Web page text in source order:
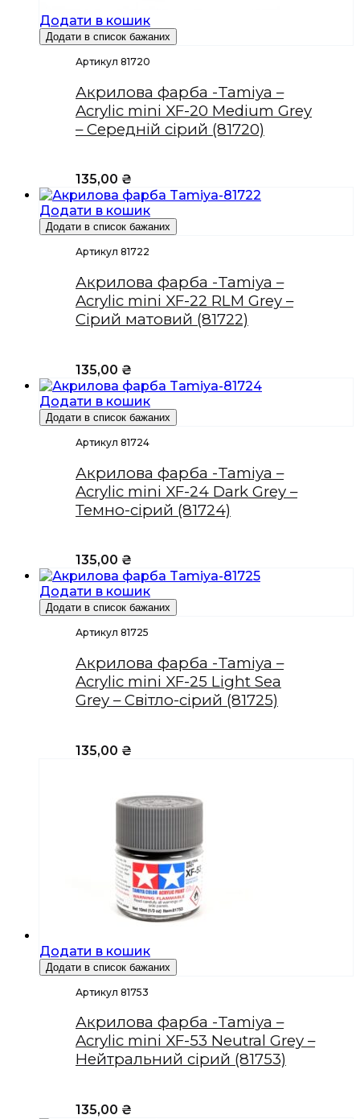
Додати в кошик
Додати в список бажаних
Артикул 81720
Акрилова фарба -Tamiya –
Acrylic mini XF-20 Medium Grey
– Середній сірий (81720)
135,00 ₴
Додати в кошик
Додати в список бажаних
Артикул 81722
Акрилова фарба -Tamiya –
Acrylic mini XF-22 RLM Grey –
Сірий матовий (81722)
135,00 ₴
Додати в кошик
Додати в список бажаних
Артикул 81724
Акрилова фарба -Tamiya –
Acrylic mini XF-24 Dark Grey –
Темно-сірий (81724)
135,00 ₴
Додати в кошик
Додати в список бажаних
Артикул 81725
Акрилова фарба -Tamiya –
Acrylic mini XF-25 Light Sea
Grey – Світло-сірий (81725)
135,00 ₴
Додати в кошик
Додати в список бажаних
Артикул 81753
Акрилова фарба -Tamiya –
Acrylic mini XF-53 Neutral Grey –
Нейтральний сірий (81753)
135,00 ₴